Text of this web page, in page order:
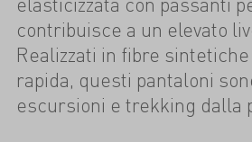
contribuisce a un elevato
Realizzati in fibre
rapida, questi pantaloni
escursioni e trekking dalla